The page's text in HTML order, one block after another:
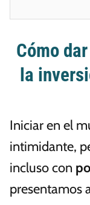
Cómo
la
Iniciar en el
intimidante,
incluso con
presentamos